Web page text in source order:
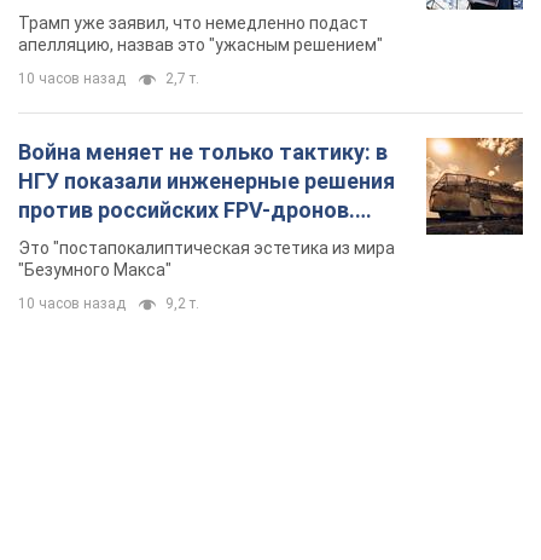
бального зала стоимостью 400 млн
долларов
Трамп уже заявил, что немедленно подаст
апелляцию, назвав это "ужасным решением"
10 часов назад 2,7 т.
Война меняет не только тактику: в
НГУ показали инженерные решения
против российских FPV-дронов.
Фото
Это "постапокалиптическая эстетика из мира
"Безумного Макса"
10 часов назад 9,2 т.